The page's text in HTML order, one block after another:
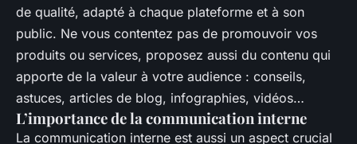
de qualité, adapté à chaque plateforme et à son
public. Ne vous contentez pas de promouvoir vos
produits ou services, proposez aussi du contenu qui
apporte de la valeur à votre audience : conseils,
astuces, articles de blog, infographies, vidéos…
L’importance de la communication interne
La communication interne est aussi un aspect crucial